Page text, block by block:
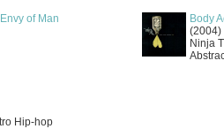
of Man
Body
(2004)
Ninja
Hip-hop